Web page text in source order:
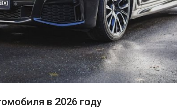
в 2026 году